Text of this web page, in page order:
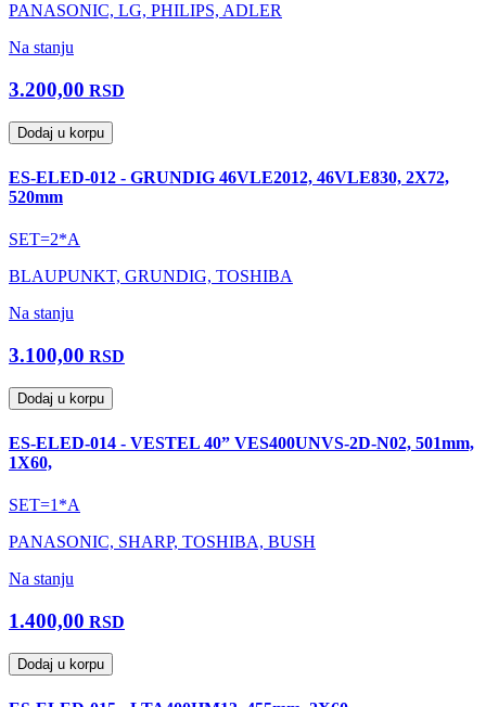
PANASONIC, LG, PHILIPS, ADLER
Na stanju
3.200,00 RSD
Dodaj u korpu
ES-ELED-012 - GRUNDIG 46VLE2012, 46VLE830, 2X72,
520mm
SET=2*A
BLAUPUNKT, GRUNDIG, TOSHIBA
Na stanju
3.100,00 RSD
Dodaj u korpu
ES-ELED-014 - VESTEL 40” VES400UNVS-2D-N02, 501mm,
1X60,
SET=1*A
PANASONIC, SHARP, TOSHIBA, BUSH
Na stanju
1.400,00 RSD
Dodaj u korpu